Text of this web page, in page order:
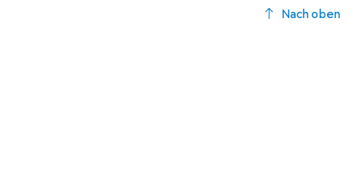
Nach oben